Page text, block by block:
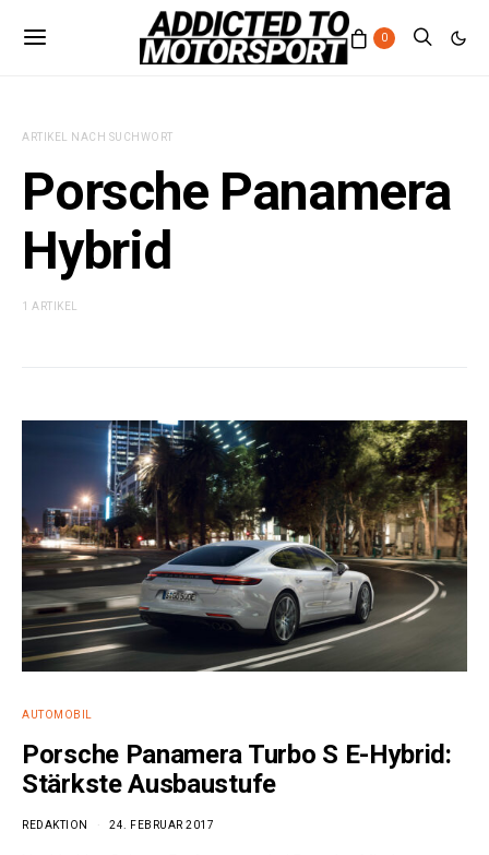
0
ARTIKEL NACH SUCHWORT
Porsche Panamera
Hybrid
1 ARTIKEL
AUTOMOBIL
Porsche Panamera Turbo S E-Hybrid:
Stärkste Ausbaustufe
REDAKTION 24. FEBRUAR 2017